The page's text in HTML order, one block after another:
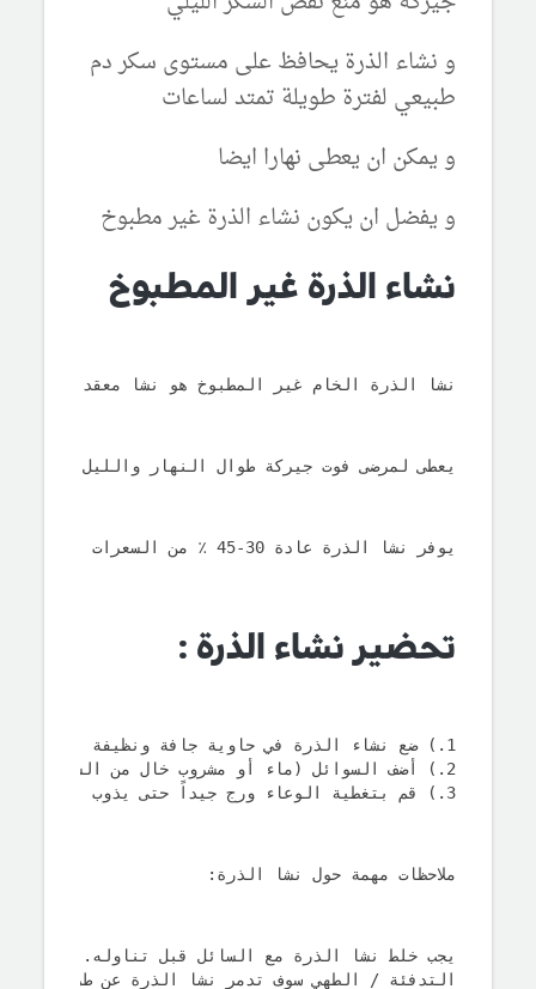
و نشاء الذرة يحافظ على مستوى سكر دم
طبيعي لفترة طويلة تمتد لساعات
و يمكن ان يعطى نهارا ايضا
و يفضل ان يكون نشاء الذرة غير مطبوخ
نشاء الذرة غير المطبوخ
نشا الذرة الخام غير المطبوخ هو نشا معقد يوفر
يعطى لمرضى فوت جيركة طوال النهار والليل ، فهو
يوفر نشا الذرة عادة 30-45 ٪ من السعرات الحرارية اليومية للفرد.
تحضير نشاء الذرة :
1.) ضع نشاء الذرة في حاوية جافة ونظيفة
2.) أضف السوائل (ماء أو مشروب خال من السكر) إلى الحاوية
3.) قم بتغطية الوعاء ورج جيداً حتى يذوب نشا الذرة في المحلول
ملاحظات مهمة حول نشا الذرة:
يجب خلط نشا الذرة مع السائل قبل تناوله.
التدفئة / الطهي سوف تدمر نشا الذرة عن طريق